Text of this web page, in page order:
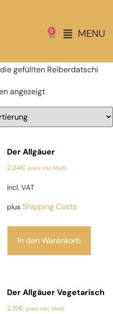
0 MENU
gefüllten Reiberdatschi
angezeigt
Der Allgäuer
2.24€ preis inkl. MwSt
incl. VAT
plus Shipping Costs
In den Warenkorb
Der Allgäuer Vegetarisch
2.15€ preis inkl. MwSt